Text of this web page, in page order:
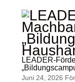
LEADER-
Juni 24, 2026